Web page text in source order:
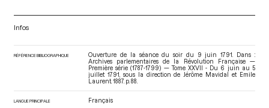
Infos
RÉFÉRENCE BIBLIOGRAPHIQUE
Ouverture de la séance du soir du 9 juin 1791. Dans :
Archives parlementaires de la Révolution Française —
Première série (1787-1799) — Tome XXVII - Du 6 juin au 5
juillet 1791
, sous la direction de Jérôme Mavidal et Emile
Laurent. 1887. p. 88.
LANGUE PRINCIPALE Français